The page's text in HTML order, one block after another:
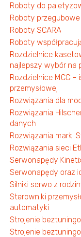
Roboty do
Roboty przegubowe
Roboty SCARA
Roboty
Rozdzielnice
najlepszy wybór na
Rozdzielnice MCC
przemysłowej
Rozwiązania dla
Rozwiązania
danych
Rozwiązania marki
Rozwiązania sieci
Serwonapędy
Serwonapędy oraz
Silniki serwo z
Sterowniki
automatyki
Strojenie
Strojenie